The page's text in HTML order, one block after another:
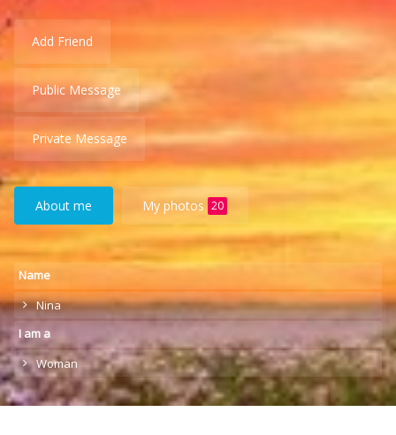
Add Friend
Public Message
Private Message
About me My photos 20
Name
Nina
I am a
Woman